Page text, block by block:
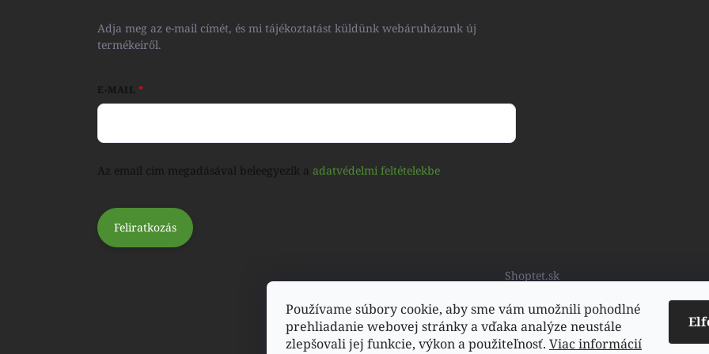
Používame súbory cookie, aby sme vám umožnili pohodlné
prehliadanie webovej stránky a vďaka analýze neustále
zlepšovali jej funkcie, výkon a použiteľnosť. Viac informácií
Adja meg az e-mail címét, és mi tájékoztatást küldünk webáruházunk új
termékeiről.
E-MAIL
Az email cím megadásával beleegyezik a adatvédelmi feltételekbe
Feliratkozás
Shoptet.sk